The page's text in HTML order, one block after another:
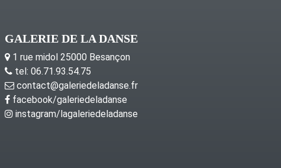
GALERIE DE LA DANSE
1 rue midol 25000 Besançon
tel: 06.71.93.54.75
contact@galeriedeladanse.fr
facebook/galeriedeladanse
instagram/lagaleriedeladanse